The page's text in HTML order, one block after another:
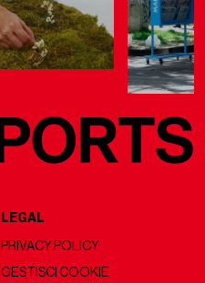
LEGAL
PRIVACY POLICY
GESTISCI COOKIE